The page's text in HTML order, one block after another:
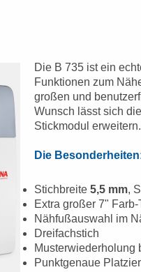
Die B 735 ist ein
Funktionen zum
großen und
Wunsch lässt sich
Stickmodul erweitern.
Die
Stichbreite 5,5 mm,
Extra großer 7"
Nähfußauswahl im
Dreifachstich
Musterwiederholung
Punktgenaue